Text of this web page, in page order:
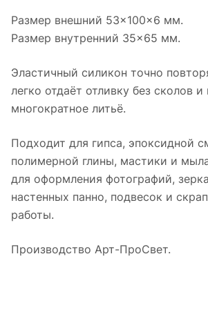
Размер внешний 53×100×6 мм.
Размер внутренний 35×65 мм.
Эластичный силикон точно
легко отдаёт отливку без сколов
многократное литьё.
Подходит для гипса, эпоксидной
полимерной глины, мастики и
для оформления фотографий,
настенных панно, подвесок и
работы.
Производство Арт-ПроСвет.